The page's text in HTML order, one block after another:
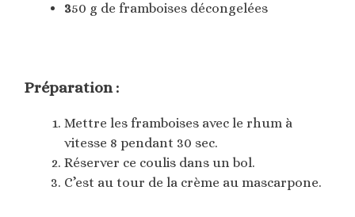
350 g de framboises décongelées
Préparation :
Mettre les framboises avec le rhum à
vitesse 8 pendant 30 sec.
Réserver ce coulis dans un bol.
C’est au tour de la crème au mascarpone.